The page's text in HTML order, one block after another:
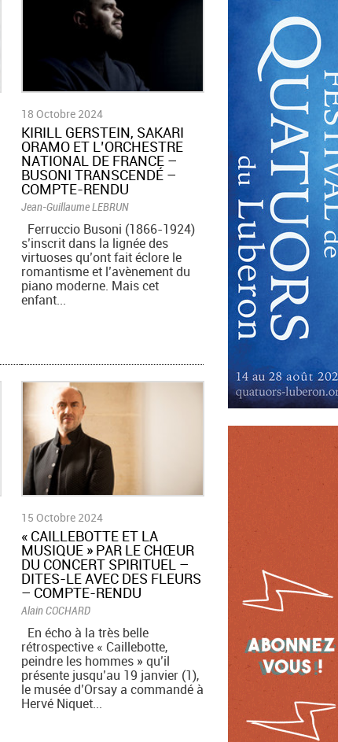
18 Octobre 2024
KIRILL GERSTEIN, SAKARI
ORAMO ET L’ORCHESTRE
NATIONAL DE FRANCE –
BUSONI TRANSCENDÉ –
COMPTE-RENDU
Jean-Guillaume LEBRUN
Ferruccio Busoni (1866-1924)
s’inscrit dans la lignée des
virtuoses qu’ont fait éclore le
romantisme et l’avènement du
piano moderne. Mais cet
enfant...
15 Octobre 2024
​« CAILLEBOTTE ET LA
MUSIQUE » PAR LE CHŒUR
DU CONCERT SPIRITUEL –
DITES-LE AVEC DES FLEURS
– COMPTE-RENDU
Alain COCHARD
En écho à la très belle
rétrospective « Caillebotte,
peindre les hommes » qu’il
présente jusqu’au 19 janvier (1),
le musée d’Orsay a commandé à
Hervé Niquet...